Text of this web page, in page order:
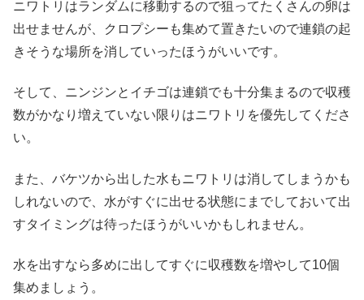
ニワトリはランダムに移動するので狙ってたくさんの卵は
出せませんが、クロプシーも集めて置きたいので連鎖の起
きそうな場所を消していったほうがいいです。
そして、ニンジンとイチゴは連鎖でも十分集まるので収穫
数がかなり増えていない限りはニワトリを優先してくださ
い。
また、バケツから出した水もニワトリは消してしまうかも
しれないので、水がすぐに出せる状態にまでしておいて出
すタイミングは待ったほうがいいかもしれません。
水を出すなら多めに出してすぐに収穫数を増やして10個
集めましょう。